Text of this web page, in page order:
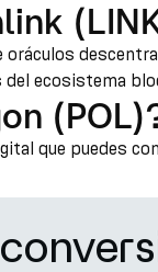
oráculos
ecosistema
que puedes